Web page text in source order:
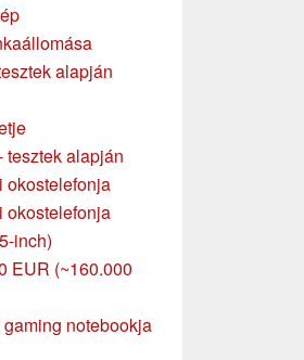
alapján
tesztek alapján
okostelefonja
okostelefonja
inch)
EUR (~160.000
notebookja